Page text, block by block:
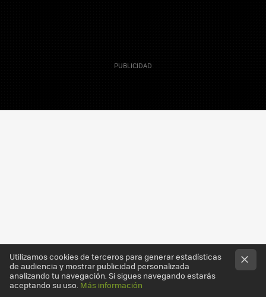
Jock McDonaldes un fotógrafo de San Francisco
que ha viajado por medio mundo fotografiando a
gente de diferentes culturas y edades. Hace un
Utilizamos cookies de terceros para generar estadísticas
de audiencia y mostrar publicidad personalizada
analizando tu navegación. Si sigues navegando estarás
aceptando su uso. Más información